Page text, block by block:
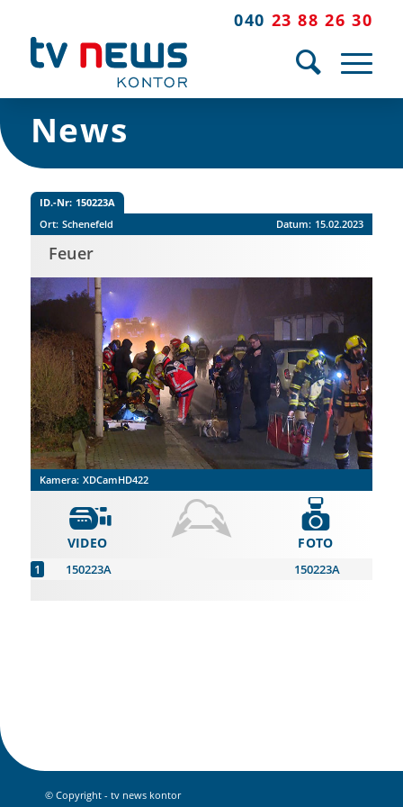
040 23 88 26 30
News
ID.-Nr: 150223A
Ort: Schenefeld Datum: 15.02.2023
Feuer
Kamera: XDCamHD422
VIDEO
150223A
FOTO
150223A
© Copyright - tv news kontor